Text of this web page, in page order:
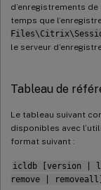
d’enregistrements
temps que
le serveur
Tableau de
Le tableau suivant
disponibles avec
format suivant :
icldb [version |
remove |